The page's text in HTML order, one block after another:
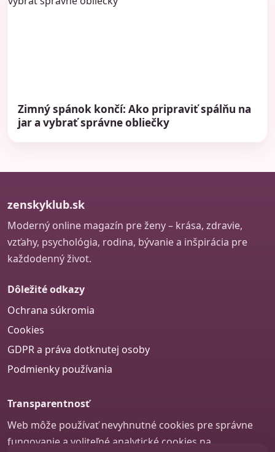
Zimný spánok končí: Ako pripraviť spálňu na
jar a vybrať správne obliečky
zenskyklub.sk
Moderný online magazín pre ženy – krása, zdravie,
vzťahy, psychológia, rodina, bývanie a inšpirácia pre
každodenný život.
Dôležité odkazy
Ochrana súkromia
Cookies
GDPR a práva dotknutej osoby
Podmienky používania
Transparentnosť
Web môže používať nevyhnutné cookies pre správne
fungovanie a voliteľné analytické cookies na